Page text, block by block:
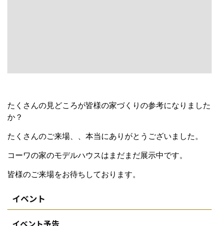
たくさんの見どころが皆様の家づくりの参考になりました
か？
たくさんのご来場、、本当にありがとうございました。
コーワの家のモデルハウスはまだまだ展示中です。
皆様のご来場をお待ちしております。
イベント
イベント予告